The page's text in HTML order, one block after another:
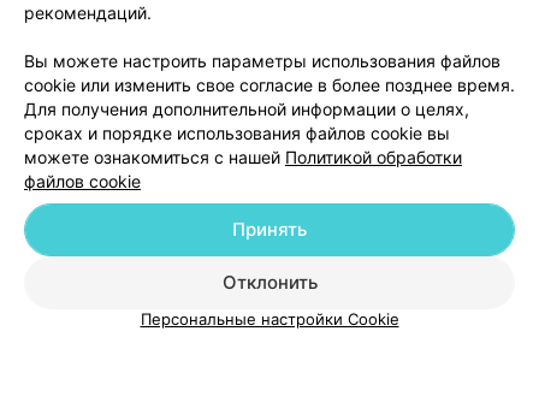
Добавить компанию
рекомендаций.
Вы можете настроить параметры использования файлов
cookie или изменить свое согласие в более позднее время.
Для получения дополнительной информации о целях,
сроках и порядке использования файлов cookie вы
можете ознакомиться с нашей Политикой обработки
файлов cookie
Отклонить
Принять
Персональные настройки Cookie